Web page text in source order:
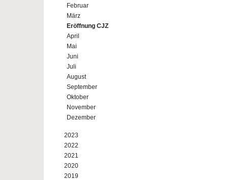
Februar
März
Eröffnung CJZ
April
Mai
Juni
Juli
August
September
Oktober
November
Dezember
2023
2022
2021
2020
2019